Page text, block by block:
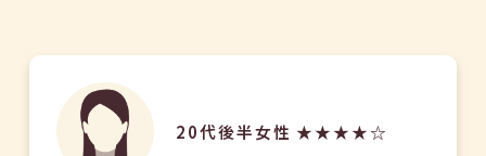
20代後半女性 ★★★★☆